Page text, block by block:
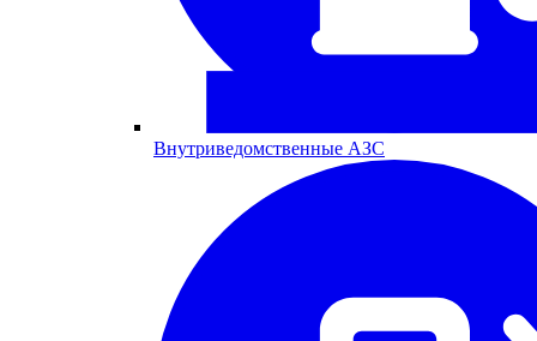
Внутриведомственные АЗС